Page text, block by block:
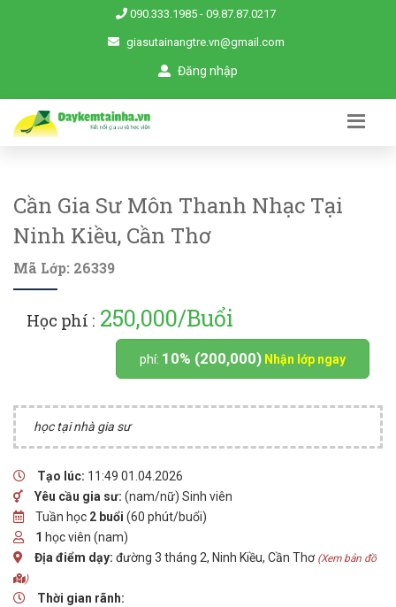
090.333.1985 - 09.87.87.0217
giasutainangtre.vn@gmail.com
Đăng nhập
Cần Gia Sư Môn Thanh Nhạc Tại
Ninh Kiều, Cần Thơ
Mã Lớp: 26339
Học phí : 250,000/Buổi
phí: 10% (200,000) Nhận lớp ngay
học tại nhà gia sư
Tạo lúc: 11:49 01.04.2026
Yêu cầu gia sư: (nam/nữ) Sinh viên
Tuần học 2 buổi (60 phút/buổi)
1 học viên (nam)
Địa điểm dạy: đường 3 tháng 2, Ninh Kiều, Cần Thơ (Xem bản đồ
)
Thời gian rãnh: